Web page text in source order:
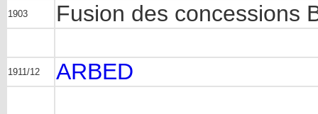
1903 Fusion des concessions
1911/12 ARBED